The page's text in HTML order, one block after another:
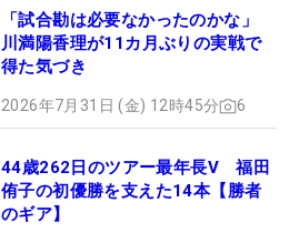
「試合勘は必要なかったのかな」
川満陽香理が11カ月ぶりの実戦で
得た気づき
2026年7月31日 (金) 12時45分 6
44歳262日のツアー最年長V 福田
侑子の初優勝を支えた14本【勝者
のギア】